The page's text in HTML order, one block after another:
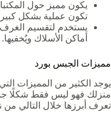
يكون مميز حول
تكون عملية بشكل
يستخدم لتقسيم
أماكن الأسلاك ويُخفيها.
مميزات الجبس بورد
يوجد الكثير من المميزات
منزلك فهو ليس فقط شكلًا
تعرف أبرزها خلال التالي من